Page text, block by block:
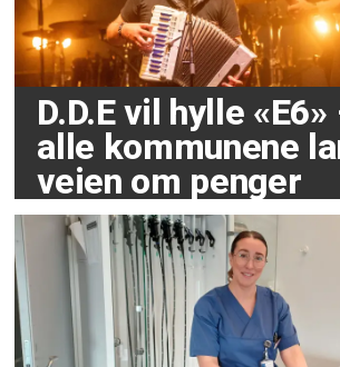
D.D.E vil hylle
alle kommunene
veien om penger